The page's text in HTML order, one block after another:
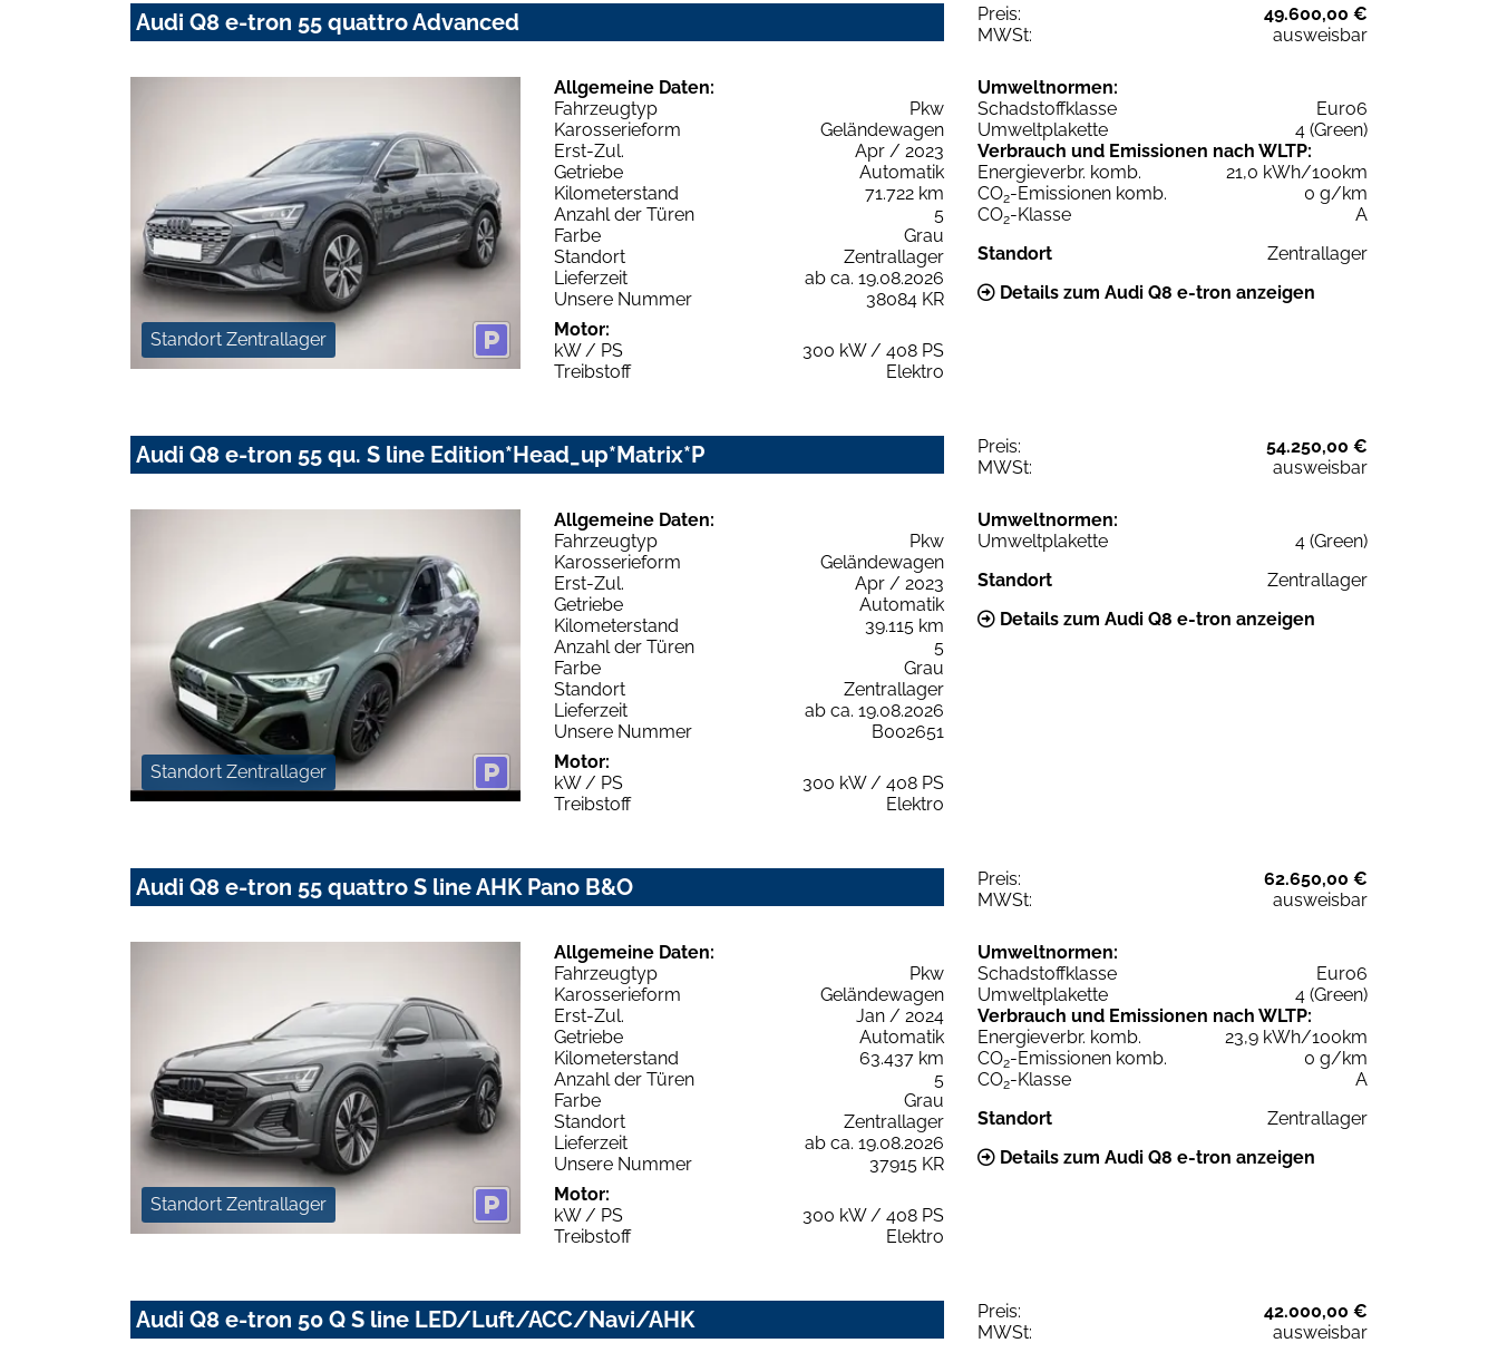
Audi Q8 e-tron 55 quattro Advanced Preis:
49.600,00 €
MWSt:
ausweisbar
Standort Zentrallager
Allgemeine Daten:
Fahrzeugtyp
Pkw
Karosserieform
Geländewagen
Erst-Zul.
Apr / 2023
Getriebe
Automatik
Kilometerstand
71.722 km
Anzahl der Türen
5
Farbe
Grau
Standort
Zentrallager
Lieferzeit
ab ca. 19.08.2026
Unsere Nummer
38084 KR
Motor:
kW / PS
300 kW / 408 PS
Treibstoff
Elektro
Umweltnormen:
Schadstoffklasse
Euro6
Umweltplakette
4 (Green)
Verbrauch und Emissionen nach WLTP:
Energieverbr. komb.
21,0 kWh/100km
CO2-Emissionen komb.
0 g/km
CO2-Klasse
A
Standort
Zentrallager
Details zum Audi Q8 e-tron anzeigen
Audi Q8 e-tron 55 qu. S line Edition*Head_up*Matrix*P Preis:
54.250,00 €
MWSt:
ausweisbar
Standort Zentrallager
Allgemeine Daten:
Fahrzeugtyp
Pkw
Karosserieform
Geländewagen
Erst-Zul.
Apr / 2023
Getriebe
Automatik
Kilometerstand
39.115 km
Anzahl der Türen
5
Farbe
Grau
Standort
Zentrallager
Lieferzeit
ab ca. 19.08.2026
Unsere Nummer
B002651
Motor:
kW / PS
300 kW / 408 PS
Treibstoff
Elektro
Umweltnormen:
Umweltplakette
4 (Green)
Standort
Zentrallager
Details zum Audi Q8 e-tron anzeigen
Audi Q8 e-tron 55 quattro S line AHK Pano B&O Preis:
62.650,00 €
MWSt:
ausweisbar
Standort Zentrallager
Allgemeine Daten:
Fahrzeugtyp
Pkw
Karosserieform
Geländewagen
Erst-Zul.
Jan / 2024
Getriebe
Automatik
Kilometerstand
63.437 km
Anzahl der Türen
5
Farbe
Grau
Standort
Zentrallager
Lieferzeit
ab ca. 19.08.2026
Unsere Nummer
37915 KR
Motor:
kW / PS
300 kW / 408 PS
Treibstoff
Elektro
Umweltnormen:
Schadstoffklasse
Euro6
Umweltplakette
4 (Green)
Verbrauch und Emissionen nach WLTP:
Energieverbr. komb.
23,9 kWh/100km
CO2-Emissionen komb.
0 g/km
CO2-Klasse
A
Standort
Zentrallager
Details zum Audi Q8 e-tron anzeigen
Audi Q8 e-tron 50 Q S line LED/Luft/ACC/Navi/AHK Preis:
42.000,00 €
MWSt:
ausweisbar